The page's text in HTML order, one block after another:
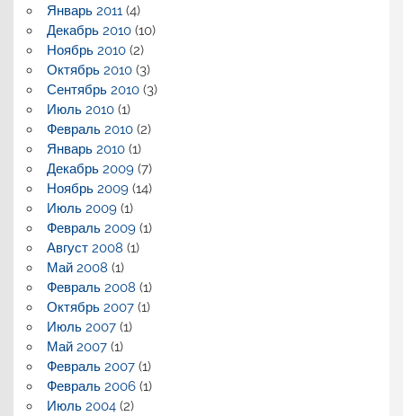
Январь 2011(4)
Декабрь 2010(10)
Ноябрь 2010(2)
Октябрь 2010(3)
Сентябрь 2010(3)
Июль 2010(1)
Февраль 2010(2)
Январь 2010(1)
Декабрь 2009(7)
Ноябрь 2009(14)
Июль 2009(1)
Февраль 2009(1)
Август 2008 (1)
Май 2008 (1)
Февраль 2008 (1)
Октябрь 2007(1)
Июль 2007(1)
Май 2007(1)
Февраль 2007(1)
Февраль 2006(1)
Июль 2004(2)